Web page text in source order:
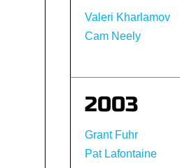
Valeri Kharlamov
Cam Neely
2003
Grant Fuhr
Pat Lafontaine